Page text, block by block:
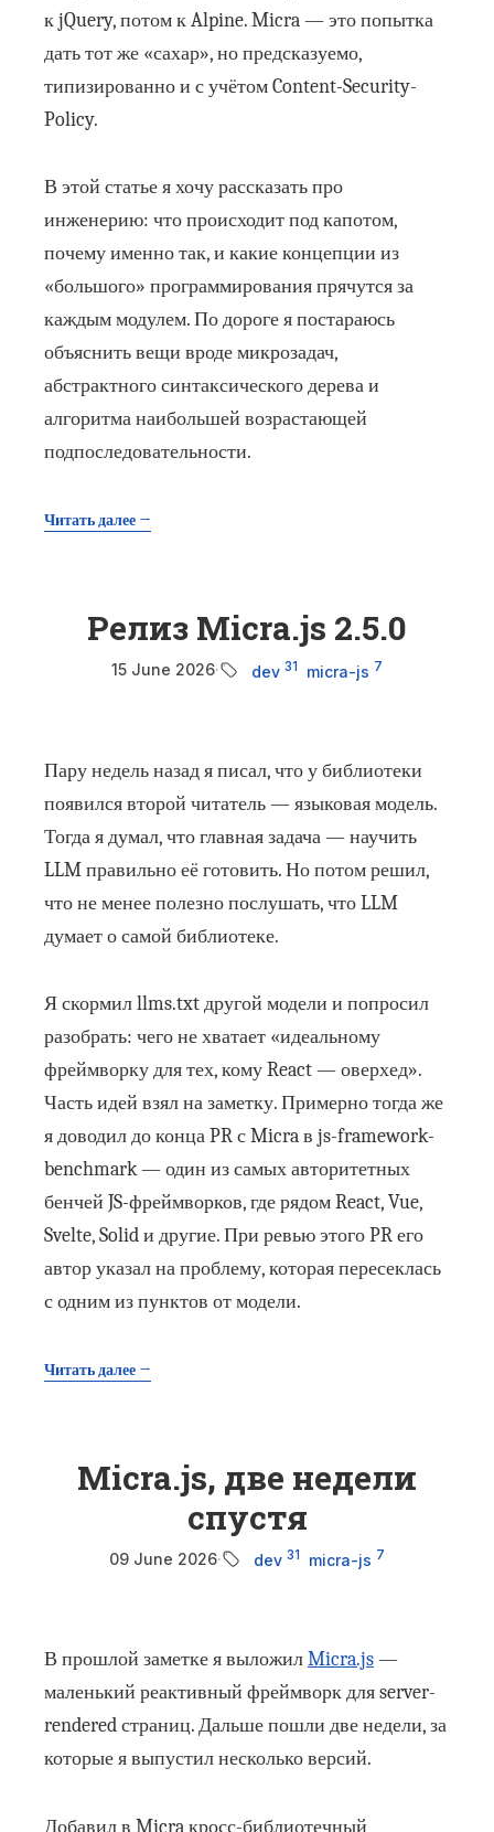
к jQuery, потом к Alpine. Micra — это попытка
дать тот же «сахар», но предсказуемо,
типизированно и с учётом Content-Security-
Policy.
В этой статье я хочу рассказать про
инженерию: что происходит под капотом,
почему именно так, и какие концепции из
«большого» программирования прячутся за
каждым модулем. По дороге я постараюсь
объяснить вещи вроде микрозадач,
абстрактного синтаксического дерева и
алгоритма наибольшей возрастающей
подпоследовательности.
Читать далее →
Релиз Micra.js 2.5.0
15 June 2026· dev 31 micra-js 7
Пару недель назад я писал, что у библиотеки
появился второй читатель — языковая модель.
Тогда я думал, что главная задача — научить
LLM правильно её готовить. Но потом решил,
что не менее полезно послушать, что LLM
думает о самой библиотеке.
Я скормил llms.txt другой модели и попросил
разобрать: чего не хватает «идеальному
фреймворку для тех, кому React — оверхед».
Часть идей взял на заметку. Примерно тогда же
я доводил до конца PR с Micra в js-framework-
benchmark — один из самых авторитетных
бенчей JS-фреймворков, где рядом React, Vue,
Svelte, Solid и другие. При ревью этого PR его
автор указал на проблему, которая пересеклась
с одним из пунктов от модели.
Читать далее →
Micra.js, две недели
спустя
09 June 2026· dev 31 micra-js 7
В прошлой заметке я выложилMicra.js—
маленький реактивный фреймворк для server-
rendered страниц. Дальше пошли две недели, за
которые я выпустил несколько версий.
Добавил в Micra кросс-библиотечный